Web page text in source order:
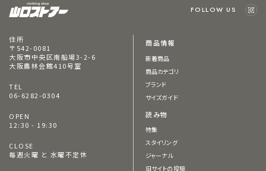
FOLLOW US
住所
〒542-0081
大阪市中央区南船場3-2-6
大阪農林会館410号室
TEL
06-6282-0304
OPEN
12:30 - 19:30
CLOSE
毎週火曜 と 水曜不定休
商品情報
新着商品
商品カテゴリ
ブランド
サイズガイド
読み物
特集
スタイリング
ジャーナル
旧サイトの投稿